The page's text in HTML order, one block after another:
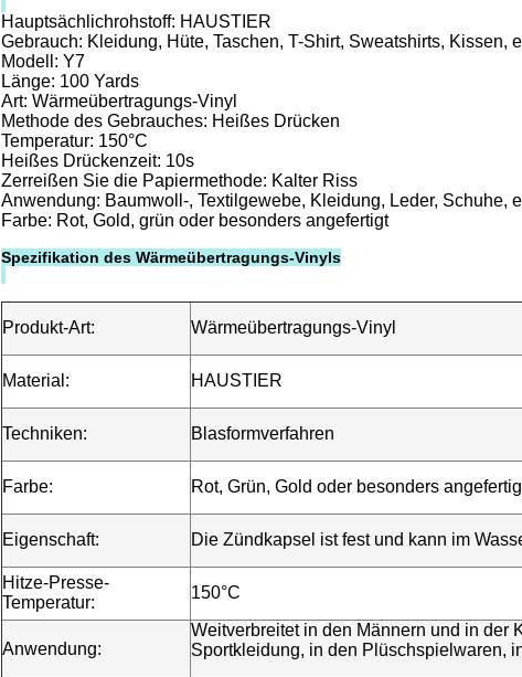
Hauptsächlichrohstoff: HAUSTIER
Gebrauch: Kleidung, Hüte, Taschen, T-Shirt, Sweatshirts, Kissen,
Modell: Y7
Länge: 100 Yards
Art: Wärmeübertragungs-Vinyl
Methode des Gebrauches: Heißes Drücken
Temperatur: 150°C
Heißes Drückenzeit: 10s
Zerreißen Sie die Papiermethode: Kalter Riss
Anwendung: Baumwoll-, Textilgewebe, Kleidung, Leder, Schuhe,
Farbe: Rot, Gold, grün oder besonders angefertigt
Spezifikation des Wärmeübertragungs-Vinyls
Produkt-Art: Wärmeübertragungs-Vinyl
Material: HAUSTIER
Techniken: Blasformverfahren
Farbe: Rot, Grün, Gold oder besonders
Eigenschaft: Die Zündkapsel ist fest und kann im
Hitze-Presse-
Temperatur:
150°C
Anwendung:
Weitverbreitet in den Männern und in der
Sportkleidung, in den Plüschspielwaren,